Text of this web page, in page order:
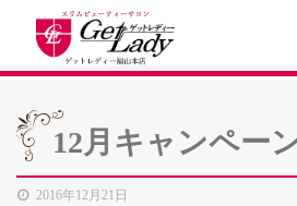
12月キャンペー
2016年12月21日